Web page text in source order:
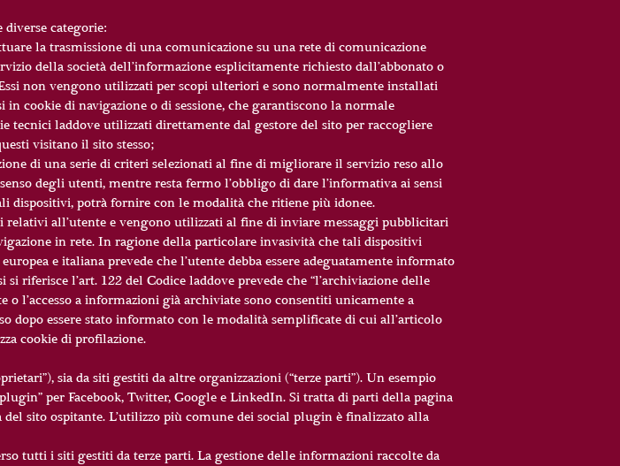
categorie:
la trasmissione di una comunicazione su una rete di comunicazione
della società dell’informazione esplicitamente richiesto dall’abbonato o
non vengono utilizzati per scopi ulteriori e sono normalmente installati
cookie di navigazione o di sessione, che garantiscono la normale
tecnici laddove utilizzati direttamente dal gestore del sito per raccogliere
visitano il sito stesso;
di una serie di criteri selezionati al fine di migliorare il servizio reso allo
degli utenti, mentre resta fermo l’obbligo di dare l’informativa ai sensi
dispositivi, potrà fornire con le modalità che ritiene più idonee.
all’utente e vengono utilizzati al fine di inviare messaggi pubblicitari
in rete. In ragione della particolare invasività che tali dispositivi
e italiana prevede che l’utente debba essere adeguatamente informato
riferisce l’art. 122 del Codice laddove prevede che “l’archiviazione delle
l’accesso a informazioni già archiviate sono consentiti unicamente a
dopo essere stato informato con le modalità semplificate di cui all’articolo
cookie di profilazione.
sia da siti gestiti da altre organizzazioni (“terze parti”). Un esempio
per Facebook, Twitter, Google e LinkedIn. Si tratta di parti della pagina
sito ospitante. L’utilizzo più comune dei social plugin è finalizzato alla
tutti i siti gestiti da terze parti. La gestione delle informazioni raccolte da